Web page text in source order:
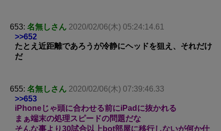
653: 名無しさん 2020/02/06(木) 05:24:14.61
>>652
たとえ近距離であろうが冷静にヘッドを狙え、それだけ
だ
655: 名無しさん 2020/02/06(木) 07:39:46.33
>>653
iPhoneじゃ頭に合わせる前にiPadに抜かれる
まぁ端末の処理スピードの問題だな
そんな事より30試合以上bot部屋に移行しないが何か仕